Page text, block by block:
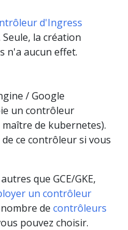
d'Ingress
la création
n'a aucun effet.
/ Google
un contrôleur
de kubernetes).
de ce contrôleur si vous
que GCE/GKE,
un contrôleur
de contrôleurs
pouvez choisir.